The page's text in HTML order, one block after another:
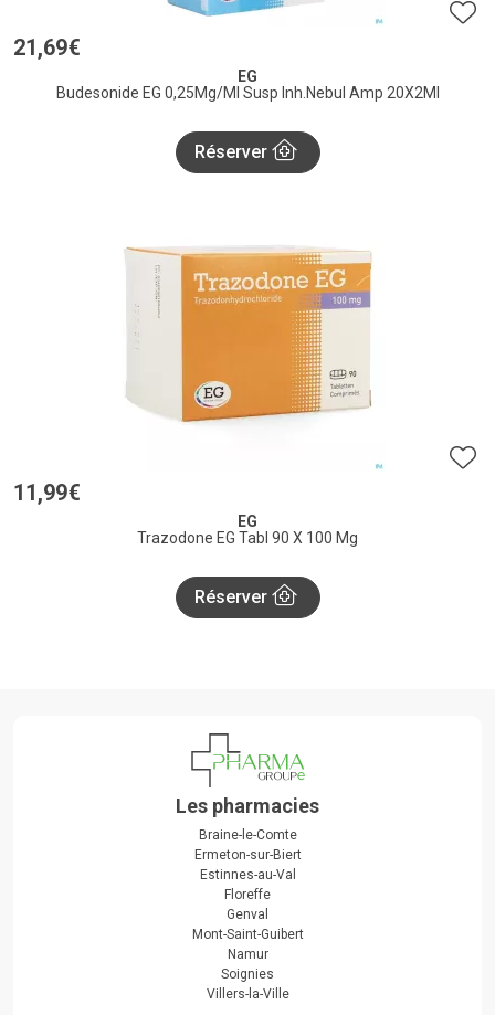
21 ,69€
EG
Budesonide EG 0,25Mg/Ml Susp Inh.Nebul Amp 20X2Ml
Réserver
11 ,99€
EG
Trazodone EG Tabl 90 X 100 Mg
Réserver
Les pharmacies
Braine-le-Comte
Ermeton-sur-Biert
Estinnes-au-Val
Floreffe
Genval
Mont-Saint-Guibert
Namur
Soignies
Villers-la-Ville